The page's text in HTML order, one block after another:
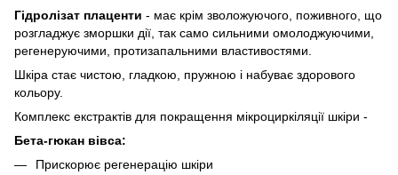
Гідролізат плаценти - має крім зволожуючого, поживного, що
розгладжує зморшки дії, так само сильними омолоджуючими,
регенеруючими, протизапальними властивостями.
Шкіра стає чистою, гладкою, пружною і набуває здорового
кольору.
Комплекс екстрактів для покращення мікроциркіляції шкіри -
Бета-гюкан вівса:
Прискорює регенерацію шкіри